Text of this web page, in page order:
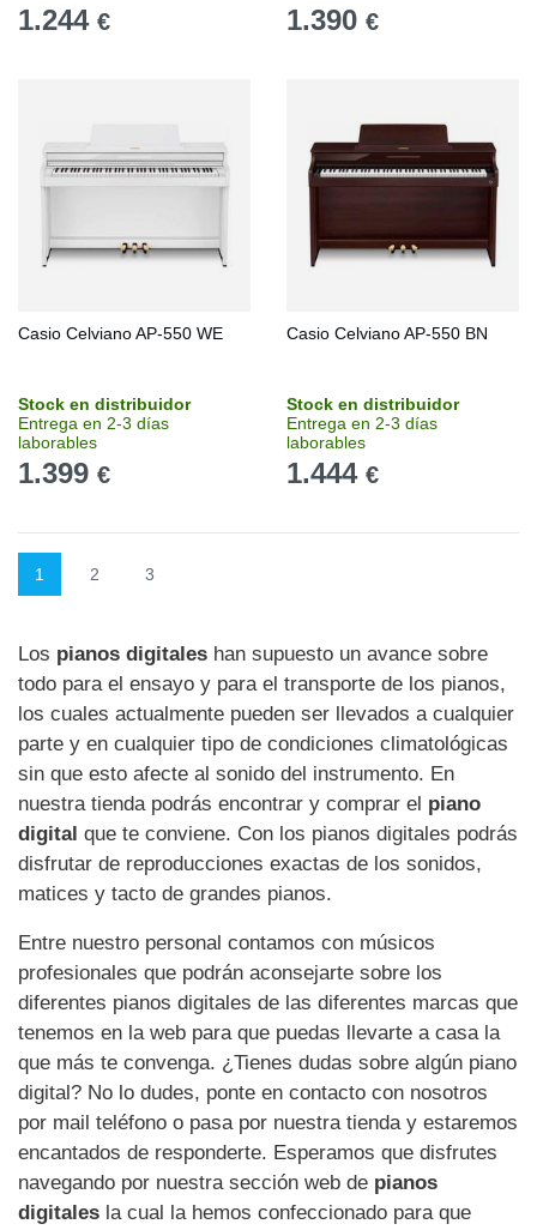
1.244 € 1.390 €
Casio Celviano AP-550 WE
Stock en distribuidor
Entrega en 2-3 días
laborables
1.399 €
Casio Celviano AP-550 BN
Stock en distribuidor
Entrega en 2-3 días
laborables
1.444 €
1 2 3
Los pianos digitales han supuesto un avance sobre
todo para el ensayo y para el transporte de los pianos,
los cuales actualmente pueden ser llevados a cualquier
parte y en cualquier tipo de condiciones climatológicas
sin que esto afecte al sonido del instrumento. En
nuestra tienda podrás encontrar y comprar el piano
digital que te conviene. Con los pianos digitales podrás
disfrutar de reproducciones exactas de los sonidos,
matices y tacto de grandes pianos.
Entre nuestro personal contamos con músicos
profesionales que podrán aconsejarte sobre los
diferentes pianos digitales de las diferentes marcas que
tenemos en la web para que puedas llevarte a casa la
que más te convenga. ¿Tienes dudas sobre algún piano
digital? No lo dudes, ponte en contacto con nosotros
por mail teléfono o pasa por nuestra tienda y estaremos
encantados de responderte. Esperamos que disfrutes
navegando por nuestra sección web de pianos
digitales la cual la hemos confeccionado para que